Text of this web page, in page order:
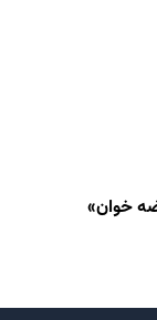
خوان»